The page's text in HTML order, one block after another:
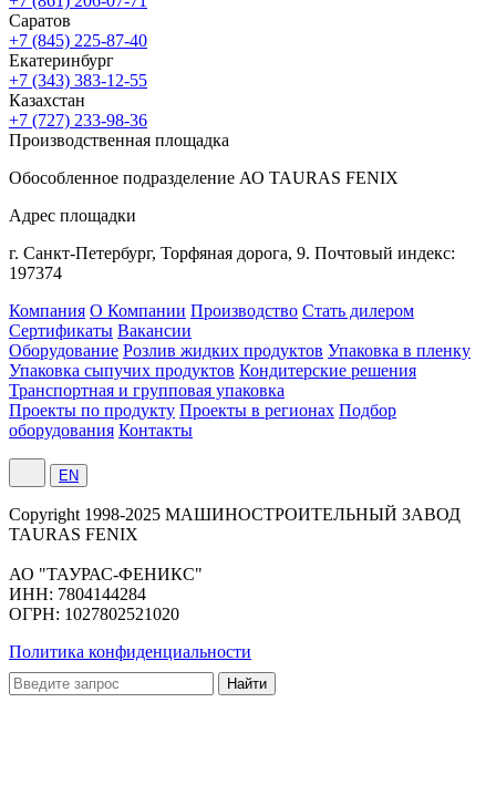
Саратов
+7 (845) 225-87-40
Екатеринбург
+7 (343) 383-12-55
Казахстан
+7 (727) 233-98-36
Производственная площадка
Обособленное подразделение АО TAURAS FENIX
Адрес площадки
г. Санкт-Петербург, Торфяная дорога, 9. Почтовый индекс:
197374
Компания О Компании Производство Стать дилером
Сертификаты Вакансии
Оборудование Розлив жидких продуктов Упаковка в пленку
Упаковка сыпучих продуктов Кондитерские решения
Транспортная и групповая упаковка
Проекты по продукту Проекты в регионах Подбор
оборудования Контакты
EN
Сopyright 1998-2025 МАШИНОСТРОИТЕЛЬНЫЙ ЗАВОД
TAURAS FENIX
АО "ТАУРАС-ФЕНИКС"
ИНН: 7804144284
ОГРН: 1027802521020
Политика конфиденциальности